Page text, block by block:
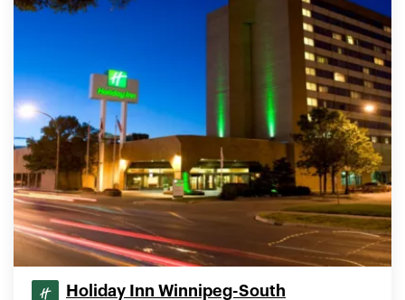
Holiday Inn Winnipeg-South